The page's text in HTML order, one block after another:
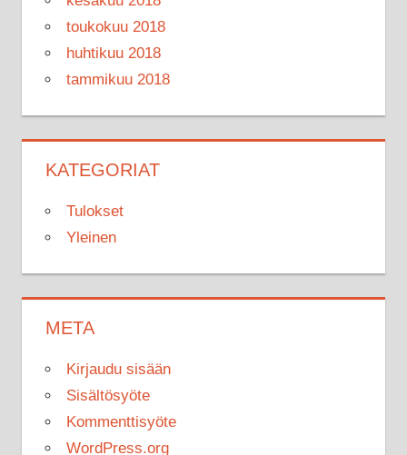
toukokuu 2018
huhtikuu 2018
tammikuu 2018
KATEGORIAT
Tulokset
Yleinen
META
Kirjaudu sisään
Sisältösyöte
Kommenttisyöte
WordPress.org